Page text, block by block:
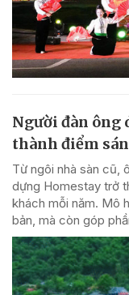
Người đàn ông
thành điểm
Từ ngôi nhà sàn cũ,
dựng Homestay trở
khách mỗi năm. Mô
bản, mà còn góp